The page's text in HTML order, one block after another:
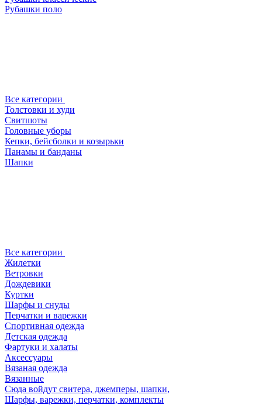
Рубашки поло
Все категории
Толстовки и худи
Свитшоты
Головные уборы
Кепки, бейсболки и козырьки
Панамы и банданы
Шапки
Все категории
Жилетки
Ветровки
Дождевики
Куртки
Шарфы и снуды
Перчатки и варежки
Спортивная одежда
Детская одежда
Фартуки и халаты
Аксессуары
Вязаная одежда
Вязанные
Сюда войдут свитера, джемперы, шапки,
Шарфы, варежки, перчатки, комплекты